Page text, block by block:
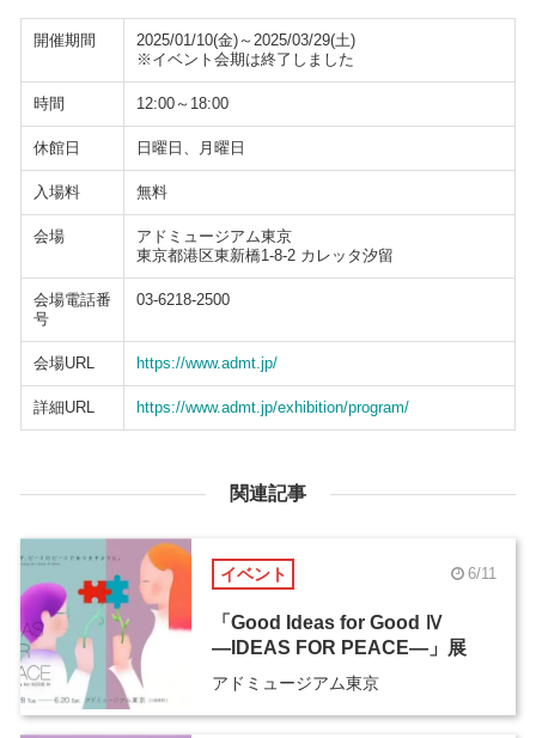
開催期間
2025/01/10(金)～2025/03/29(土)
※イベント会期は終了しました
時間 12:00～18:00
休館日 日曜日、月曜日
入場料 無料
会場
アドミュージアム東京
東京都港区東新橋1-8-2 カレッタ汐留
会場電話番
号
03-6218-2500
会場URL https://www.admt.jp/
詳細URL https://www.admt.jp/exhibition/program/
関連記事
イベント 6/11
「Good Ideas for Good Ⅳ
―IDEAS FOR PEACE―」展
アドミュージアム東京